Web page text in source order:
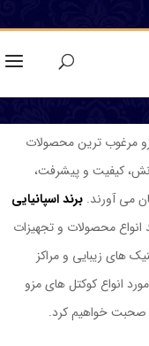
مرغوب ترین محصولات
کیفیت و پیشرفت،
می آورند. برند اسپانیایی
انواع محصولات و تجهیزات
های زیبایی و مراکز
انواع کوکتل های مزو
صحبت خواهیم کرد.